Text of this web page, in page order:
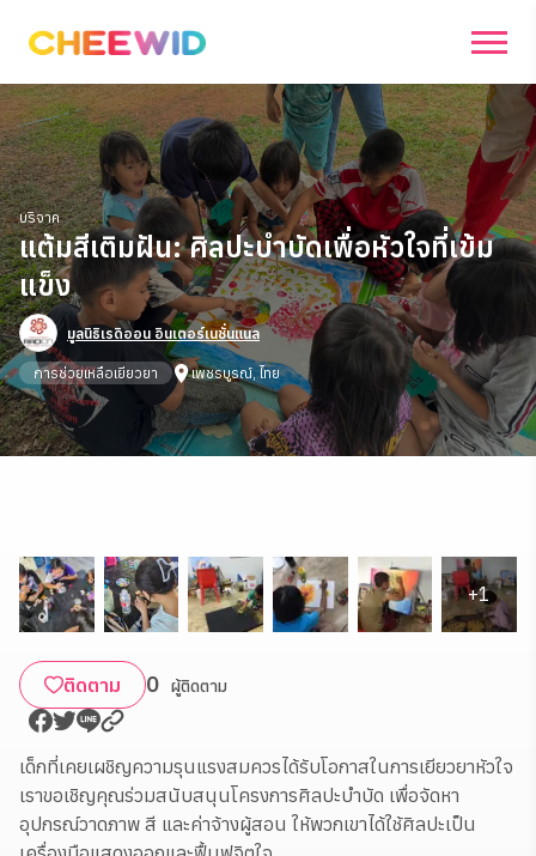
บริจาค
แต้มสีเติมฝัน: ศิลปะบำบัดเพื่อหัวใจที่เข้ม
แข็ง
มูลนิธิเรดิออน อินเตอร์เนชั่นแนล
การช่วยเหลือเยียวยา เพชรบูรณ์, ไทย
โครง
สิ้นสุด
+1
ติดตาม 0 ผู้ติดตาม
เด็กที่เคยเผชิญความรุนแรงสมควรได้รับโอกาสในการเยียวยาหัวใจ
เราขอเชิญคุณร่วมสนับสนุนโครงการศิลปะบำบัด เพื่อจัดหา
อุปกรณ์วาดภาพ สี และค่าจ้างผู้สอน ให้พวกเขาได้ใช้ศิลปะเป็น